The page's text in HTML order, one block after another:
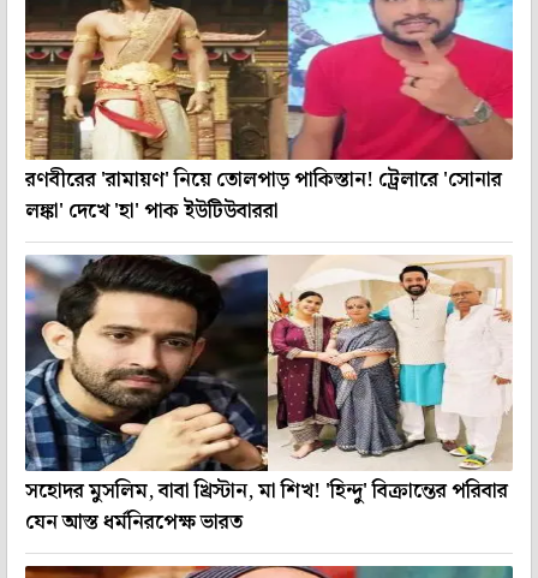
রণবীরের 'রামায়ণ' নিয়ে তোলপাড় পাকিস্তান! ট্রেলারে 'সোনার
লঙ্কা' দেখে 'হা' পাক ইউটিউবাররা
সহোদর মুসলিম, বাবা খ্রিস্টান, মা শিখ! 'হিন্দু' বিক্রান্তের পরিবার
যেন আস্ত ধর্মনিরপেক্ষ ভারত